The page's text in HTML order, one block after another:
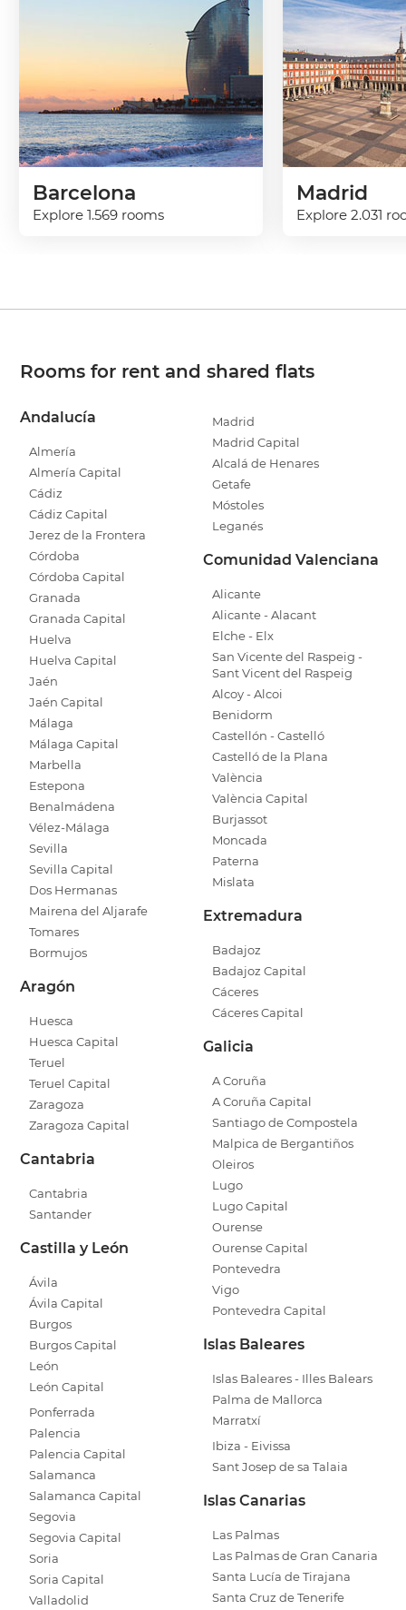
Barcelona
Explore 1.569 rooms
Madrid
Explore 2.031
Rooms for rent and shared flats
Andalucía
Almería
Almería Capital
Cádiz
Cádiz Capital
Jerez de la Frontera
Córdoba
Córdoba Capital
Granada
Granada Capital
Huelva
Huelva Capital
Jaén
Jaén Capital
Málaga
Málaga Capital
Marbella
Estepona
Benalmádena
Vélez-Málaga
Sevilla
Sevilla Capital
Dos Hermanas
Mairena del Aljarafe
Tomares
Bormujos
Aragón
Huesca
Huesca Capital
Teruel
Teruel Capital
Zaragoza
Zaragoza Capital
Cantabria
Cantabria
Santander
Castilla y León
Ávila
Ávila Capital
Burgos
Burgos Capital
León
León Capital
Ponferrada
Palencia
Palencia Capital
Salamanca
Salamanca Capital
Segovia
Segovia Capital
Soria
Soria Capital
Valladolid
Madrid
Madrid Capital
Alcalá de Henares
Getafe
Móstoles
Leganés
Comunidad Valenciana
Alicante
Alicante - Alacant
Elche - Elx
San Vicente del Raspeig -
Sant Vicent del Raspeig
Alcoy - Alcoi
Benidorm
Castellón - Castelló
Castelló de la Plana
València
València Capital
Burjassot
Moncada
Paterna
Mislata
Extremadura
Badajoz
Badajoz Capital
Cáceres
Cáceres Capital
Galicia
A Coruña
A Coruña Capital
Santiago de Compostela
Malpica de Bergantiños
Oleiros
Lugo
Lugo Capital
Ourense
Ourense Capital
Pontevedra
Vigo
Pontevedra Capital
Islas Baleares
Islas Baleares - Illes Balears
Palma de Mallorca
Marratxí
Ibiza - Eivissa
Sant Josep de sa Talaia
Islas Canarias
Las Palmas
Las Palmas de Gran Canaria
Santa Lucía de Tirajana
Santa Cruz de Tenerife